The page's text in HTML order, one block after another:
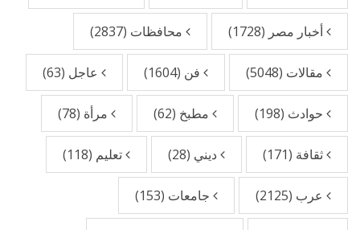
أخبار مصر (1728) محافظات (2837)
مقالات (5048) فن (1604) عاجل (63)
حوادث (198) مطبخ (62) مرأة (78)
ثقافة (171) ديني (28) تعليم (118)
عرب (2125) جامعات (153)